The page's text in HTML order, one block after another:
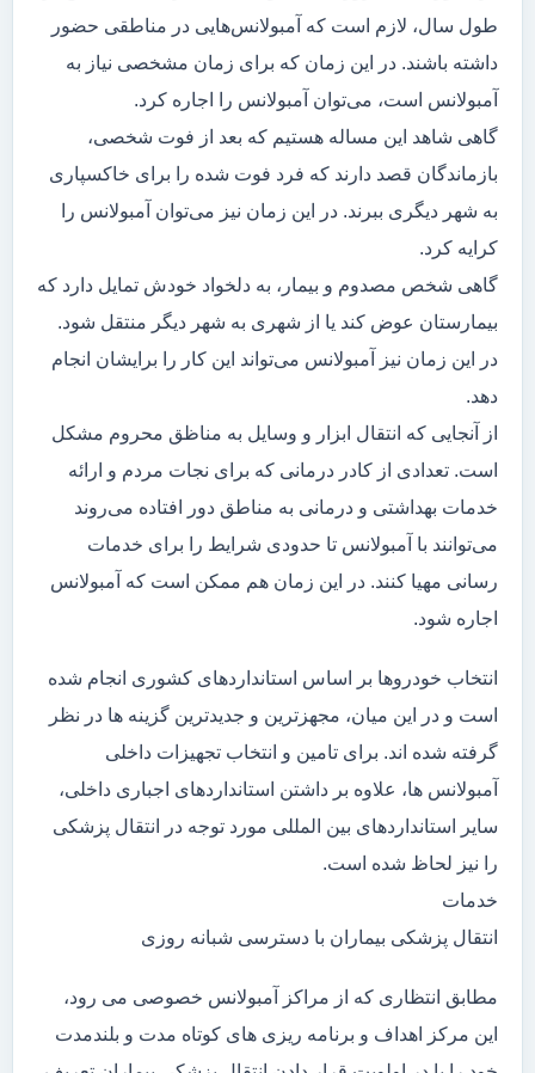
طول سال، لازم است که آمبولانس‌هایی در مناطقی حضور
داشته باشند. در این زمان که برای زمان مشخصی نیاز به
آمبولانس است، می‌توان آمبولانس را اجاره کرد.
گاهی شاهد این مساله هستیم که بعد از فوت شخصی،
بازماندگان قصد دارند که فرد فوت شده را برای خاکسپاری
به شهر دیگری ببرند. در این زمان نیز می‌توان آمبولانس را
کرایه کرد.
گاهی شخص مصدوم و بیمار، به دلخواد خودش تمایل دارد که
بیمارستان عوض کند یا از شهری به شهر دیگر منتقل شود.
در این زمان نیز آمبولانس می‌تواند این کار را برایشان انجام
دهد.
از آنجایی که انتقال ابزار و وسایل به مناظق محروم مشکل
است. تعدادی از کادر درمانی که برای نجات مردم و ارائه
خدمات بهداشتی و درمانی به مناطق دور افتاده می‌روند
می‌توانند با آمبولانس تا حدودی شرایط را برای خدمات
رسانی مهیا کنند. در این زمان هم ممکن است که آمبولانس
اجاره شود.
انتخاب خودروها بر اساس استانداردهای کشوری انجام شده
است و در این میان، مجهزترین و جدیدترین گزینه ها در نظر
گرفته شده اند. برای تامین و انتخاب تجهیزات داخلی
آمبولانس ها، علاوه بر داشتن استانداردهای اجباری داخلی،
سایر استانداردهای بین المللی مورد توجه در انتقال پزشکی
را نیز لحاظ شده است.
خدمات
انتقال پزشکی بیماران با دسترسی شبانه روزی
مطابق انتظاری که از مراکز آمبولانس خصوصی می رود،
این مرکز اهداف و برنامه ریزی های کوتاه مدت و بلندمدت